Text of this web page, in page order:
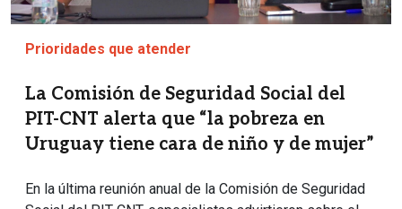
Prioridades que atender
La Comisión de Seguridad Social del
PIT-CNT alerta que “la pobreza en
Uruguay tiene cara de niño y de mujer”
En la última reunión anual de la Comisión de Seguridad